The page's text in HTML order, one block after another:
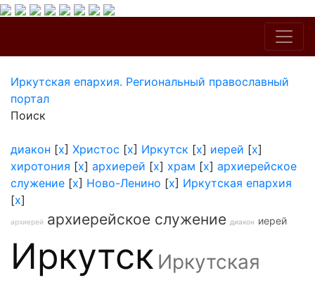
Иркутская епархия. Региональный православный
портал
Поиск
диакон [x] Христос [x] Иркутск [x] иерей [x]
хиротония [x] архиерей [x] храм [x] архиерейское
служение [x] Ново-Ленино [x] Иркутская епархия
[x]
архиерей архиерейское служение диакон иерей
Иркутск Иркутская